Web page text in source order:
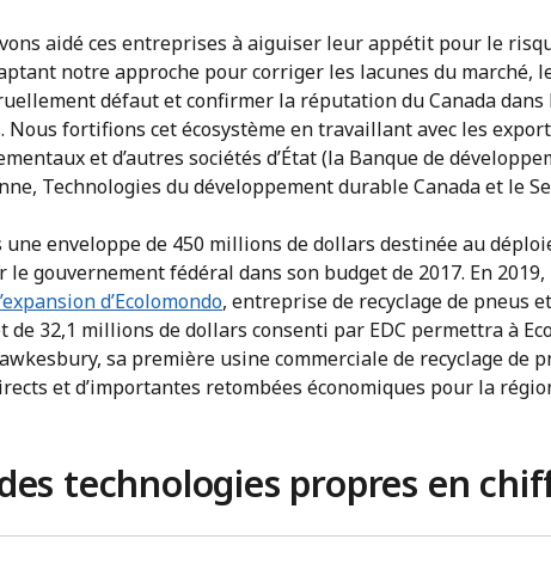
aidé ces entreprises à aiguiser leur appétit pour le
notre approche pour corriger les lacunes du marché,
défaut et confirmer la réputation du Canada dans
Nous fortifions cet écosystème en travaillant avec les
et d’autres sociétés d’État (la Banque de
Technologies du développement durable Canada et le
une enveloppe de 450 millions de dollars destinée au
le gouvernement fédéral dans son budget de 2017. En
d’Ecolomondo, entreprise de recyclage de pneus
de 32,1 millions de dollars consenti par EDC permettra à
sa première usine commerciale de recyclage de
et d’importantes retombées économiques pour la
technologies propres en